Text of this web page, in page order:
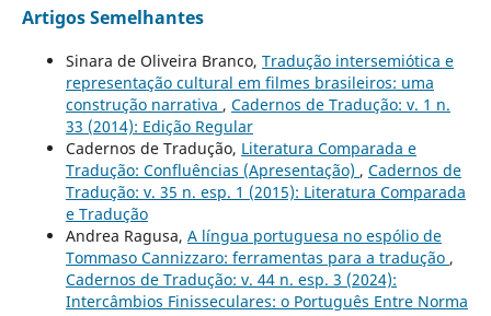
Artigos Semelhantes
Sinara de Oliveira Branco, Tradução intersemiótica e
representação cultural em filmes brasileiros: uma
construção narrativa , Cadernos de Tradução: v. 1 n.
33 (2014): Edição Regular
Cadernos de Tradução, Literatura Comparada e
Tradução: Confluências (Apresentação) , Cadernos de
Tradução: v. 35 n. esp. 1 (2015): Literatura Comparada
e Tradução
Andrea Ragusa, A língua portuguesa no espólio de
Tommaso Cannizzaro: ferramentas para a tradução ,
Cadernos de Tradução: v. 44 n. esp. 3 (2024):
Intercâmbios Finisseculares: o Português Entre Norma